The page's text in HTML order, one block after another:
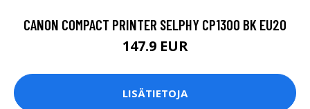
CANON COMPACT PRINTER SELPHY CP1300 BK EU20
147.9 EUR
LISÄTIETOJA